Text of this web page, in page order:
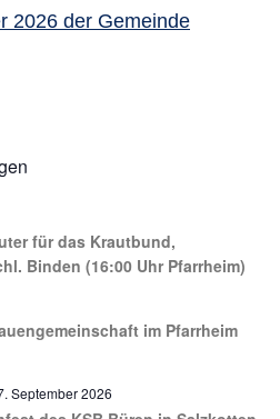
2026 der Gemeinde
für das Krautbund,
Binden (16:00 Uhr Pfarrheim)
im Pfarrheim
September 2026